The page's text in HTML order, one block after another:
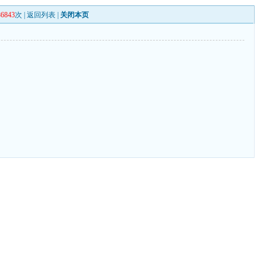
次 |返回列表 关闭本页